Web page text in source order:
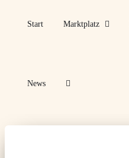
Start Marktplatz
News